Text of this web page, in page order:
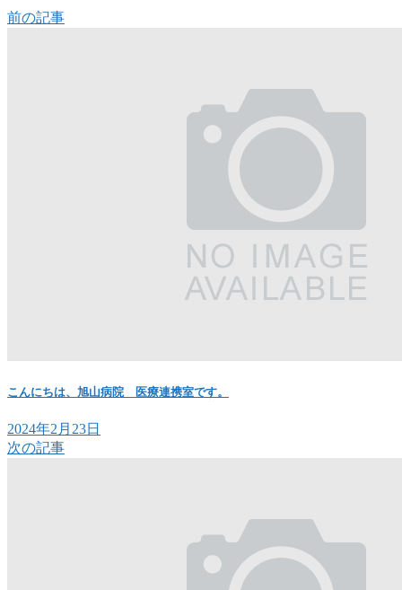
前の記事
こんにちは、旭山病院 医療連携室です。
2024年2月23日
次の記事